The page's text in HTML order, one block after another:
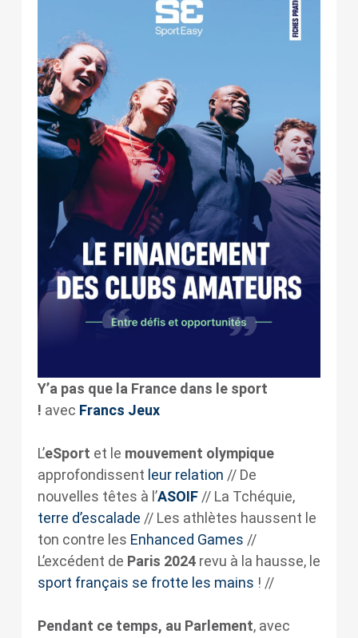
Y’a pas que la France dans le sport
! avec Francs Jeux
L’eSport et le mouvement olympique
approfondissent leur relation // De
nouvelles têtes à l’ASOIF// La Tchéquie,
terre d’escalade // Les athlètes haussent le
ton contre les Enhanced Games //
L’excédent de Paris 2024 revu à la hausse, le
sport français se frotte les mains ! //
Pendant ce temps, au Parlement, avec